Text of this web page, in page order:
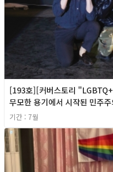
[193호][커버스토리
무모한 용기에서 시작된 민주
기간 : 7월